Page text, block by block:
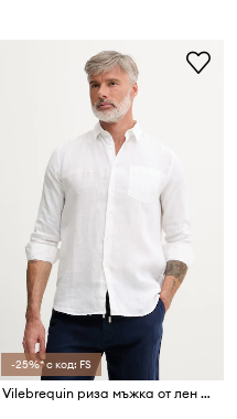
-25%* с код: FS
Vilebrequin риза мъжка от лен CAROUBIS